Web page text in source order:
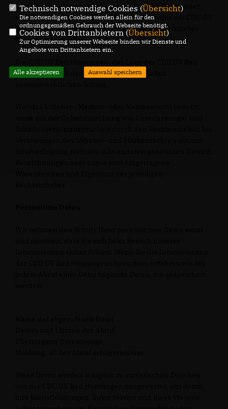
Inhalte zulässigerweise gespeichert, vervielfältigt oder
verbreitet werden, muss auf das Urheberrecht der CDU GV
Bad Hönningen bzw. der jeweiligen Copyright-Inhaber
hingewiesen werden.
Hönningen und der Domain-Name genießen
Technisch notwendige Cookies (Übersicht)
Die notwendigen Cookies werden allein für den
ordnungsgemäßen Gebrauch der Webseite benötigt.
Cookies von Drittanbietern (Übersicht)
Zur Optimierung unserer Webseite binden wir Dienste und
Angebote von Drittanbietern ein.
Alle akzeptieren Auswahl speichern